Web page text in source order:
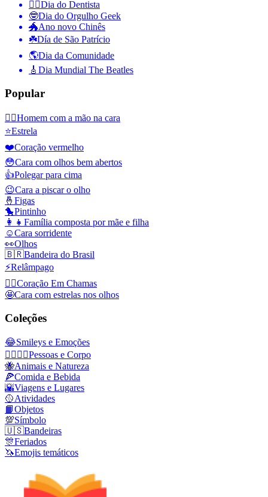
👨‍⚕️Dia do Dentista
🤓Dia do Orgulho Geek
🐲Ano novo Chinês
☘️Día de São Patrício
🌎Dia da Comunidade
🎸 Dia Mundial The Beatles
Popular
🤦‍♂️Homem com a mão na cara
⭐Estrela
❤️Coração vermelho
😳Cara com olhos bem abertos
👍Polegar para cima
😉Cara a piscar o olho
🤞 Figas
🐤Pintinho
👩‍👧 Família composta por mãe e filha
☺️Cara sorridente
👀Olhos
🇧🇷Bandeira do Brasil
⚡Relâmpago
❤️‍🔥Coração Em Chamas
🤩Cara com estrelas nos olhos
Coleções
😂Smileys e Emoções
👩‍❤️‍💋‍👨Pessoas e Corpo
🐝Animais e Natureza
🍕Comida e Bebida
🌇Viagens e Lugares
🥎Atividades
📙Objetos
💯Símbolo
🇺🇸Bandeiras
🎊Feriados
🦄Emojis temáticos